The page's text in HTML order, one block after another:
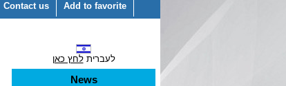
Contact us Add to favorite
לעבריתלחץ כאן
News